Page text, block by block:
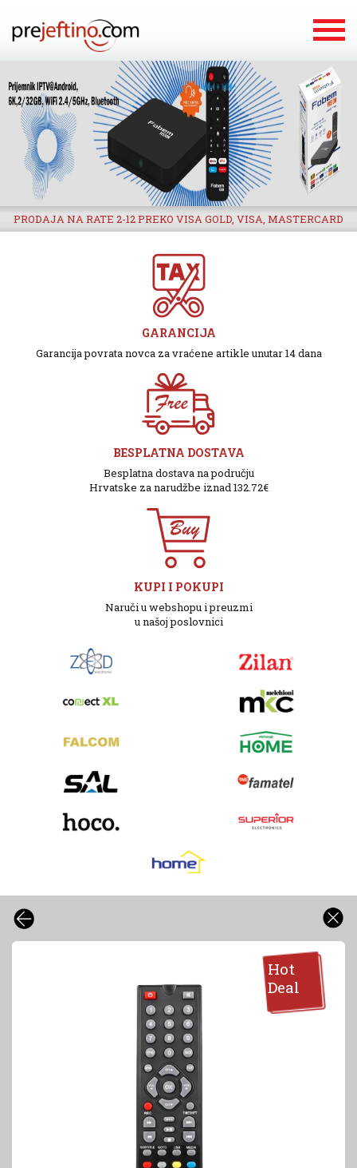
PRODAJA NA RATE 2-12 PREKO VISA GOLD, VISA, MASTERCARD
GARANCIJA
Garancija povrata novca za vraćene artikle unutar 14 dana
BESPLATNA DOSTAVA
Besplatna dostava na području
Hrvatske za narudžbe iznad 132.72€
KUPI I POKUPI
Naruči u webshopu i preuzmi
u našoj poslovnici
Hot
Deal